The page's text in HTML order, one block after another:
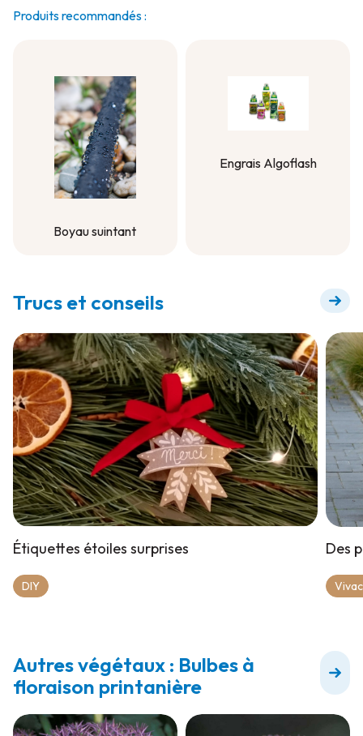
Produits recommandés :
Boyau suintant
Engrais Algoflash
Trucs et conseils
Étiquettes étoiles surprises
DIY
Des
Autres végétaux : Bulbes à
floraison printanière